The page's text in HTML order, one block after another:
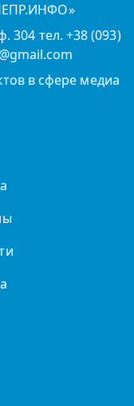
304 тел. +38 (093)
в сфере медиа